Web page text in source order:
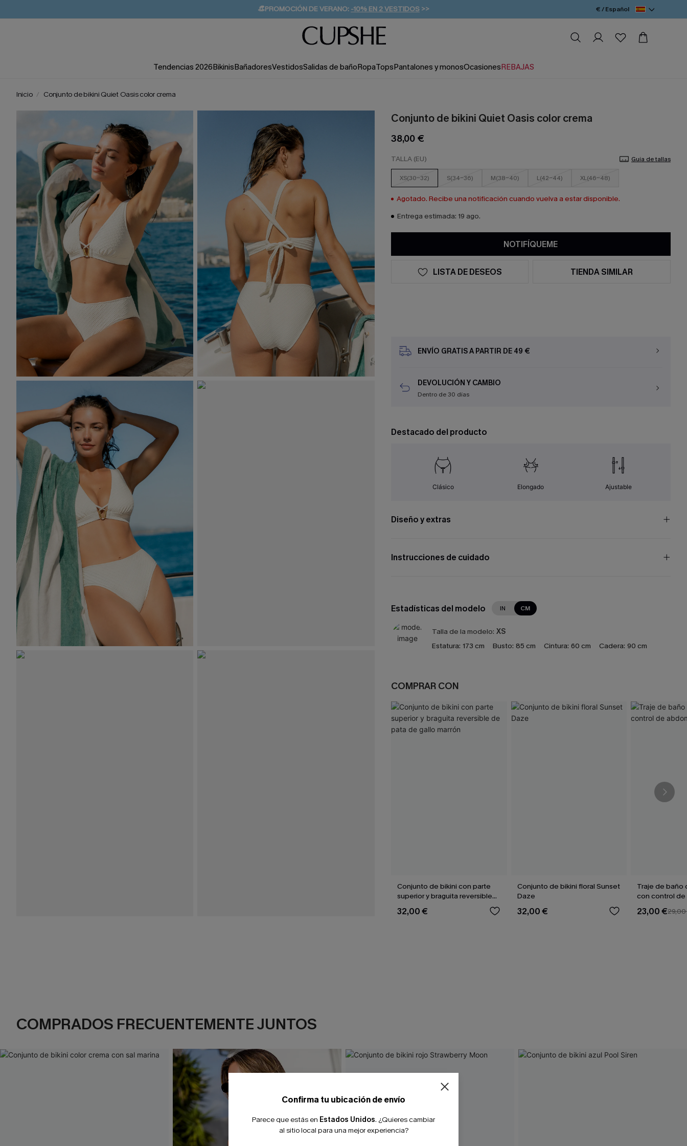
👒PROMOCIÓN DE VERANO: -10% EN 2 VESTIDOS >>
💌¡SUSCRIBIRSE & GANAR -10% EXTRA!
🚚ENVÍO GRATUITO A PARTIR DE 49 € >>
€ / Español
Tendencias 2026BikinisBañadoresVestidosSalidas de bañoRopaTopsPantalones y monosOcasionesREBAJAS
Inicio Conjunto de bikini Quiet Oasis color crema
Conjunto de bikini Quiet Oasis color crema
38,00 €
TALLA (EU) Guía de tallas
XS(30-32) S(34-36) M(38-40) L(42-44) XL(46-48)
Agotado. Recibe una notificación cuando vuelva a estar disponible.
Entrega estimada: 19 ago.
NOTIFÍQUEME
LISTA DE DESEOS TIENDA SIMILAR
ENVÍO GRATIS A PARTIR DE 49 €
DEVOLUCIÓN Y CAMBIO
Dentro de 30 días
Destacado del producto
Clásico Elongado Ajustable
Diseño y extras
Instrucciones de cuidado
Estadísticas del modelo IN CM
Talla de la modelo: XS
Estatura: 173 cm Busto: 85 cm Cintura: 60 cm Cadera: 90 cm
COMPRAR CON
Conjunto de bikini con parte
superior y braguita reversible
de pata de gallo marrón
32,00 €
Conjunto de bikini floral Sunset
Daze
32,00 €
Traje de baño
con control
Sienna Sun
23,00 €
COMPRADOS FRECUENTEMENTE JUNTOS
Confirma tu ubicación de envío
Parece que estás en Estados Unidos. ¿Quieres cambiar
al sitio local para una mejor experiencia?
-10% extra sin compra mínima